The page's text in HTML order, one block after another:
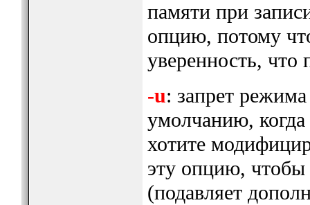
памяти при
опцию, потому
уверенность, что
-u: запрет
умолчанию, когда
хотите
эту опцию, чтобы
(подавляет